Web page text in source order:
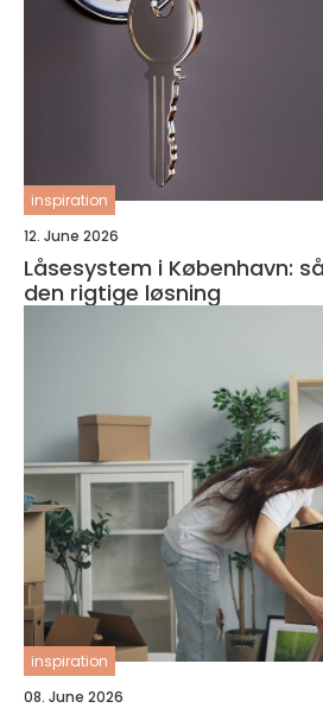
inspiration
12. June 2026
Låsesystem i København:
den rigtige løsning
inspiration
08. June 2026